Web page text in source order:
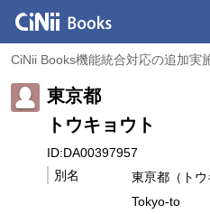
CiNii Books機能統合対応の追加実
東京都
トウキョウト
ID:DA00397957
別名
東亰都（トウ
Tokyo-to